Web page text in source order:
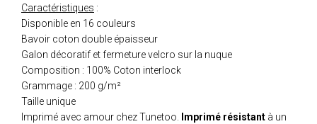
Caractéristiques :
Disponible en 16 couleurs
Bavoir coton double épaisseur
Galon décoratif et fermeture velcro sur la nuque
Composition : 100% Coton interlock
Grammage : 200 g/m²
Taille unique
Imprimé avec amour chez Tunetoo.
Imprimé résistant à un